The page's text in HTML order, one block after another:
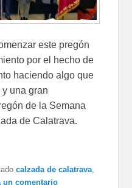
este pregón
por el hecho de
haciendo algo que
una gran
de la Semana
de Calatrava.
calzada de calatrava,
un comentario